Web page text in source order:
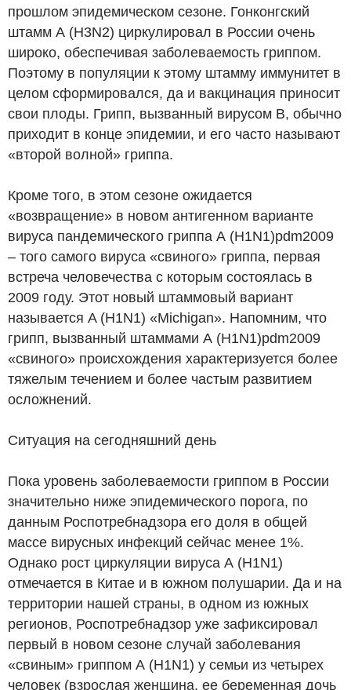
прошлом эпидемическом сезоне. Гонконгский
штамм А (H3N2) циркулировал в России очень
широко, обеспечивая заболеваемость гриппом.
Поэтому в популяции к этому штамму иммунитет в
целом сформировался, да и вакцинация приносит
свои плоды. Грипп, вызванный вирусом В, обычно
приходит в конце эпидемии, и его часто называют
«второй волной» гриппа.
Кроме того, в этом сезоне ожидается
«возвращение» в новом антигенном варианте
вируса пандемического гриппа А (H1N1)pdm2009
– того самого вируса «свиного» гриппа, первая
встреча человечества с которым состоялась в
2009 году. Этот новый штаммовый вариант
называется A (H1N1) «Michigan». Напомним, что
грипп, вызванный штаммами А (H1N1)pdm2009
«свиного» происхождения характеризуется более
тяжелым течением и более частым развитием
осложнений.
Ситуация на сегодняшний день
Пока уровень заболеваемости гриппом в России
значительно ниже эпидемического порога, по
данным Роспотребнадзора его доля в общей
массе вирусных инфекций сейчас менее 1%.
Однако рост циркуляции вируса А (H1N1)
отмечается в Китае и в южном полушарии. Да и на
территории нашей страны, в одном из южных
регионов, Роспотребнадзор уже зафиксировал
первый в новом сезоне случай заболевания
«свиным» гриппом А (H1N1) у семьи из четырех
человек (взрослая женщина, ее беременная дочь